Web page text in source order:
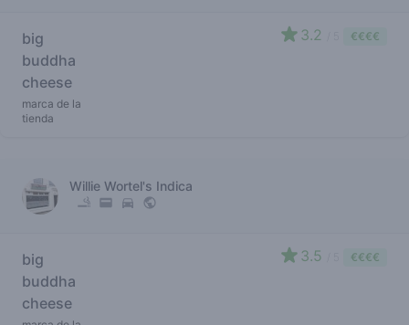
big
buddha
cheese
marca de la
tienda
3.2 €€€€
Willie Wortel's Indica
big
buddha
cheese
3.5 €€€€